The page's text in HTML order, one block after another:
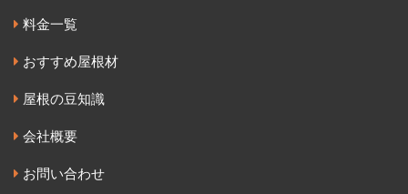
料金一覧
おすすめ屋根材
屋根の豆知識
会社概要
お問い合わせ